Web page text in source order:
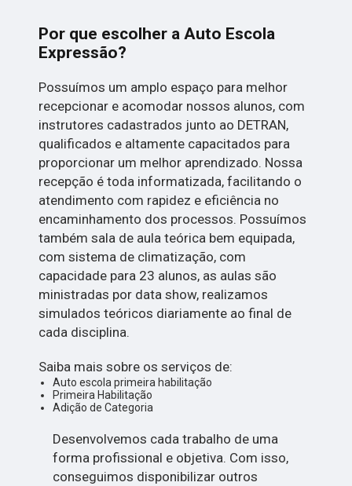
Por que escolher a Auto Escola
Expressão?
Possuímos um amplo espaço para melhor
recepcionar e acomodar nossos alunos, com
instrutores cadastrados junto ao DETRAN,
qualificados e altamente capacitados para
proporcionar um melhor aprendizado. Nossa
recepção é toda informatizada, facilitando o
atendimento com rapidez e eficiência no
encaminhamento dos processos. Possuímos
também sala de aula teórica bem equipada,
com sistema de climatização, com
capacidade para 23 alunos, as aulas são
ministradas por data show, realizamos
simulados teóricos diariamente ao final de
cada disciplina.
Saiba mais sobre os serviços de:
Auto escola primeira habilitação
Primeira Habilitação
Adição de Categoria
Desenvolvemos cada trabalho de uma
forma profissional e objetiva. Com isso,
conseguimos disponibilizar outros